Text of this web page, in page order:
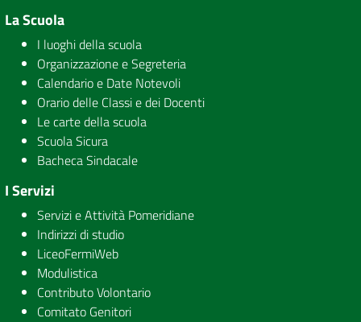
La Scuola
I luoghi della scuola
Organizzazione e Segreteria
Calendario e Date Notevoli
Orario delle Classi e dei Docenti
Le carte della scuola
Scuola Sicura
Bacheca Sindacale
I Servizi
Servizi e Attività Pomeridiane
Indirizzi di studio
LiceoFermiWeb
Modulistica
Contributo Volontario
Comitato Genitori